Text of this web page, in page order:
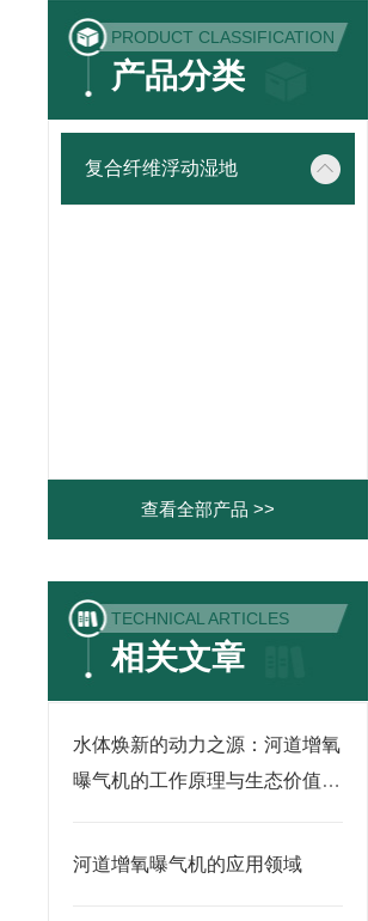
PRODUCT CLASSIFICATION
产品分类
复合纤维浮动湿地
查看全部产品 >>
TECHNICAL ARTICLES
相关文章
水体焕新的动力之源：河道增氧
曝气机的工作原理与生态价值解
河道增氧曝气机的应用领域